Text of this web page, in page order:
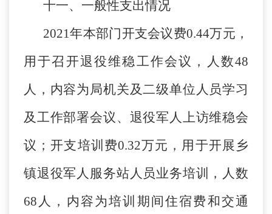
十一、一般性支出情况
2021年本部门开支会议费0.44万元，
用于召开退役维稳工作会议，人数48
人，内容为局机关及二级单位人员学习
及工作部署会议、退役军人上访维稳会
议；开支培训费0.32万元，用于开展乡
镇退役军人服务站人员业务培训，人数
68人，内容为培训期间住宿费和交通